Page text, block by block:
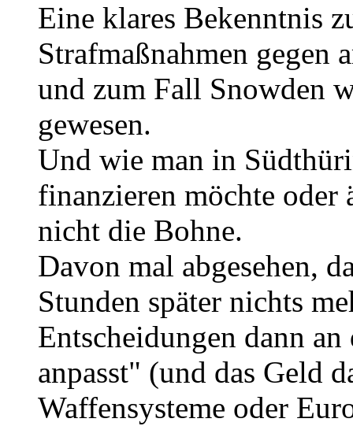
Eine klares Bekenntnis
Strafmaßnahmen gegen
und zum Fall Snowden
gewesen.
Und wie man in
finanzieren möchte oder
nicht die Bohne.
Davon mal abgesehen,
Stunden später nichts
Entscheidungen dann
anpasst" (und das Geld
Waffensysteme oder